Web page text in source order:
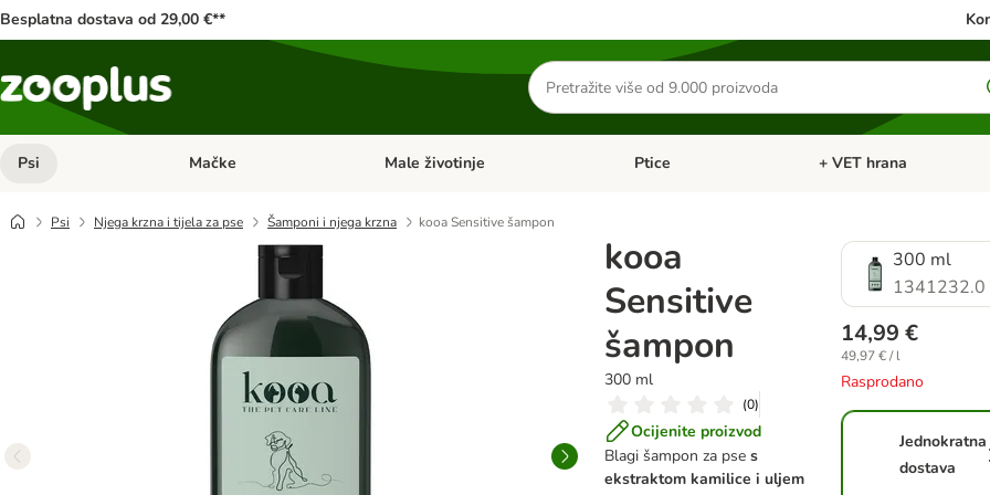
Besplatna dostava od 29,00 €**
Traži
proizvode
Psi Pregled kategorija: Psi
Mačke Pregled kategorija: Mačke
Male životinje Pregled kategorija: Male životinje
Ptice Pregled kategorija: Ptice
+ VET hrana
Psi Njega krzna i tijela za pse Šamponi i njega krzna kooa Sensitive šampon
kooa
Sensitive
šampon
300 ml
(0)
Ocijenite proizvod
Blagi šampon za pse s
ekstraktom kamilice i uljem
300 ml
1341232.0
14,99 €
49,97 € / l
Rasprodano
Jednokratna
dostava